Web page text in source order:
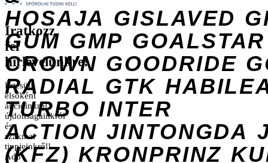
HOSAJA GISLAVED
GUM GMP GOALSTAR
CROWN GOODRIDE
RADIAL GTK
TURBO INTER
ACTION JINTONGDA
(KFZ) KRONPRINZ
Iratkozz
fel
hírlevelünkre!
Értesülj
elsőként
akcióinkról,
újdonságainkról
és
szakmai
tippjeinkről!
Add